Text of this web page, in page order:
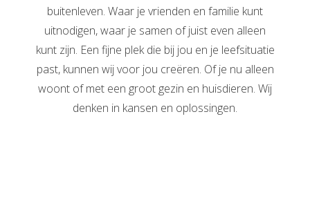
buitenleven. Waar je vrienden en familie kunt
uitnodigen, waar je samen of juist even alleen
kunt zijn. Een fijne plek die bij jou en je leefsituatie
past, kunnen wij voor jou creëren. Of je nu alleen
woont of met een groot gezin en huisdieren. Wij
denken in kansen en oplossingen.